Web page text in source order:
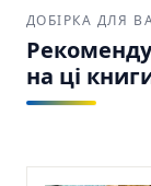
ДОБІРКА ДЛЯ
на ці